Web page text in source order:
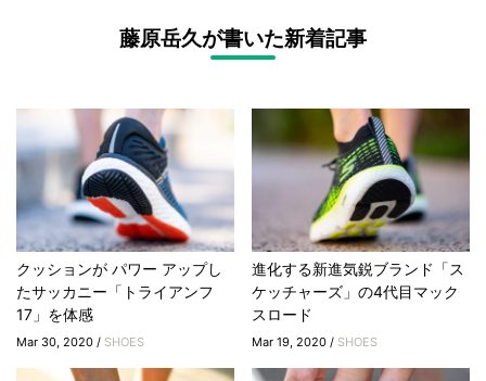
藤原岳久が書いた新着記事
クッションが パワー アップし
たサッカニー「トライアンフ
17」を体感
Mar 30, 2020 / SHOES
進化する新進気鋭ブランド「ス
ケッチャーズ」の4代目マック
スロード
Mar 19, 2020 / SHOES